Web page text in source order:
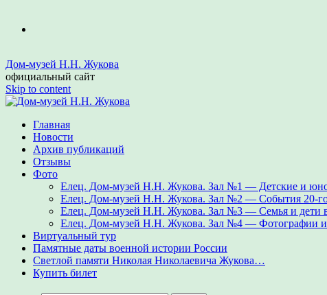
Дом-музей Н.Н. Жукова
официальный сайт
Skip to content
Главная
Новости
Архив публикаций
Отзывы
Фото
Елец. Дом-музей Н.Н. Жукова. Зал №1 — Детские и
Елец. Дом-музей Н.Н. Жукова. Зал №2 — События 20-го
Елец. Дом-музей Н.Н. Жукова. Зал №3 — Семья и дети
Елец. Дом-музей Н.Н. Жукова. Зал №4 — Фотографии
Виртуальный тур
Памятные даты военной истории России
Светлой памяти Николая Николаевича Жукова…
Купить билет